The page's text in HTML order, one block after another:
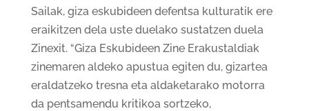
Sailak, giza eskubideen defentsa kulturatik ere
eraikitzen dela uste duelako sustatzen duela
Zinexit. “Giza Eskubideen Zine Erakustaldiak
zinemaren aldeko apustua egiten du, gizartea
eraldatzeko tresna eta aldaketarako motorra
da pentsamendu kritikoa sortzeko,